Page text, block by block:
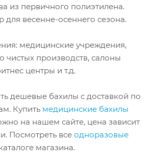
из первичного полиэтилена.
весенне-осеннего сезона.
медицинские учреждения,
производств, салоны
центры и т.д.
дешевые бахилы с доставкой по
Купить медицинские бахилы
на нашем сайте, цена зависит
Посмотреть все одноразовые
магазина.